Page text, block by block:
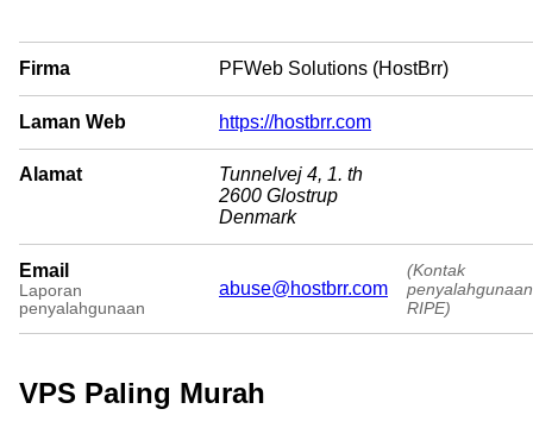
Firma PFWeb Solutions (HostBrr)
Laman Web https://hostbrr.com
Alamat
Tunnelvej 4, 1. th
2600 Glostrup
Denmark
Email
Laporan
penyalahgunaan
abuse@hostbrr.com
(Kontak
penyalahgunaan
RIPE)
VPS Paling Murah